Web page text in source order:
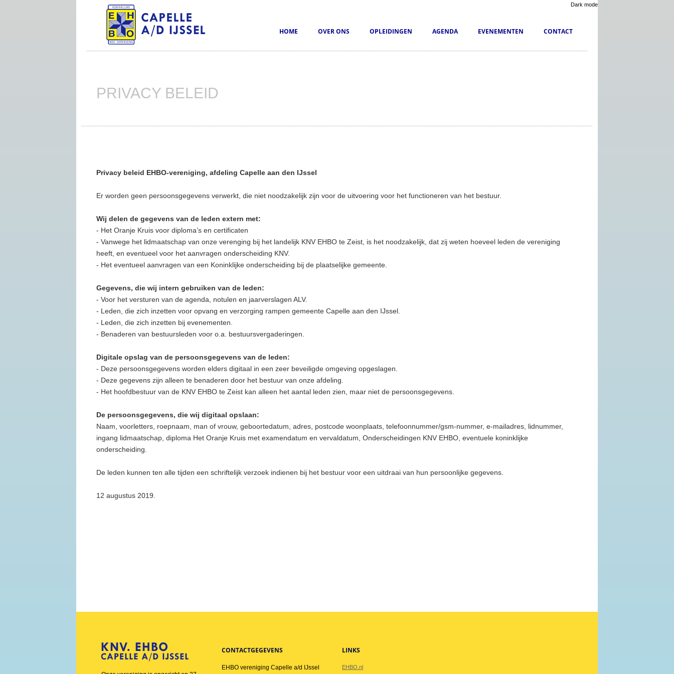
HOME OVER ONS OPLEIDINGEN AGENDA EVENEMENTEN CONTACT
Dark mode
PRIVACY BELEID
Privacy beleid EHBO-vereniging, afdeling Capelle aan den IJssel
Er worden geen persoonsgegevens verwerkt, die niet noodzakelijk zijn voor de uitvoering voor het functioneren van het bestuur.
Wij delen de gegevens van de leden extern met:
- Het Oranje Kruis voor diploma’s en certificaten
- Vanwege het lidmaatschap van onze verenging bij het landelijk KNV EHBO te Zeist, is het noodzakelijk, dat zij weten hoeveel leden de vereniging
heeft, en eventueel voor het aanvragen onderscheiding KNV.
- Het eventueel aanvragen van een Koninklijke onderscheiding bij de plaatselijke gemeente.
Gegevens, die wij intern gebruiken van de leden:
- Voor het versturen van de agenda, notulen en jaarverslagen ALV.
- Leden, die zich inzetten voor opvang en verzorging rampen gemeente Capelle aan den IJssel.
- Leden, die zich inzetten bij evenementen.
- Benaderen van bestuursleden voor o.a. bestuursvergaderingen.
Digitale opslag van de persoonsgegevens van de leden:
- Deze persoonsgegevens worden elders digitaal in een zeer beveiligde omgeving opgeslagen.
- Deze gegevens zijn alleen te benaderen door het bestuur van onze afdeling.
- Het hoofdbestuur van de KNV EHBO te Zeist kan alleen het aantal leden zien, maar niet de persoonsgegevens.
De persoonsgegevens, die wij digitaal opslaan:
Naam, voorletters, roepnaam, man of vrouw, geboortedatum, adres, postcode woonplaats, telefoonnummer/gsm-nummer, e-mailadres, lidnummer,
ingang lidmaatschap, diploma Het Oranje Kruis met examendatum en vervaldatum, Onderscheidingen KNV EHBO, eventuele koninklijke
onderscheiding.
De leden kunnen ten alle tijden een schriftelijk verzoek indienen bij het bestuur voor een uitdraai van hun persoonlijke gegevens.
12 augustus 2019.
CONTACTGEGEVENS
EHBO vereniging Capelle a/d IJssel
LINKS
EHBO.nl